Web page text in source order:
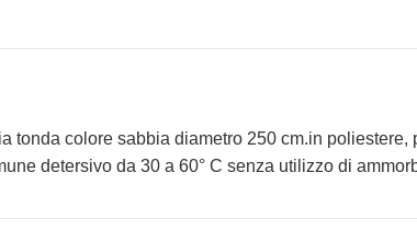
tonda colore sabbia diametro 250 cm.in poliestere,
detersivo da 30 a 60° C senza utilizzo di